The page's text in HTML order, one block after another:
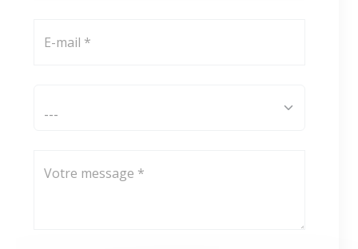
E-mail *
Votre message *